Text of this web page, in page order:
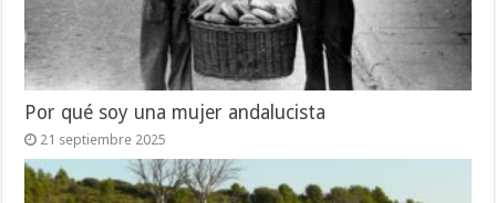
Por qué soy una mujer andalucista
21 septiembre 2025